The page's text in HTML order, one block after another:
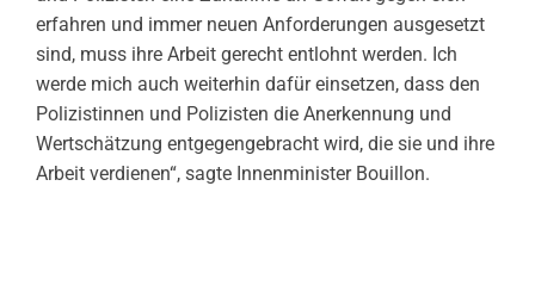
erfahren und immer neuen Anforderungen ausgesetzt
sind, muss ihre Arbeit gerecht entlohnt werden. Ich
werde mich auch weiterhin dafür einsetzen, dass den
Polizistinnen und Polizisten die Anerkennung und
Wertschätzung entgegengebracht wird, die sie und ihre
Arbeit verdienen“, sagte Innenminister Bouillon.